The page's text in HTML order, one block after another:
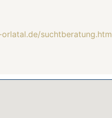
suchtberatung.htm